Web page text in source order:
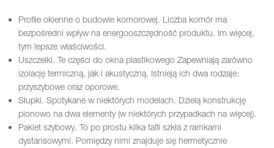
Profile okienne o budowie komorowej. Liczba komór ma
bezpośredni wpływ na energooszczędność produktu. Im więcej,
tym lepsze właściwości.
Uszczelki. Te części do okna plastikowego Zapewniają zarówno
izolację termiczną, jak i akustyczną. Istnieją ich dwa rodzaje:
przyszybowe oraz oporowe.
Słupki. Spotykane w niektórych modelach. Dzielą konstrukcję
pionowo na dwa elementy (w niektórych przypadkach na więcej).
Pakiet szybowy. To po prostu kilka tafli szkła z ramkami
dystansowymi. Pomiędzy nimi znajduje się hermetycznie